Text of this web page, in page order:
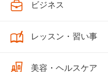
ビジネス
レッスン・習い事
美容・ヘルスケア